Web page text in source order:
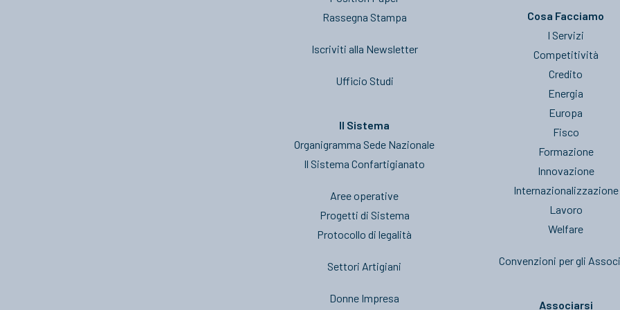
Rassegna Stampa
Iscriviti alla Newsletter
Ufficio Studi
Il Sistema
Organigramma Sede Nazionale
Il Sistema Confartigianato
Aree operative
Progetti di Sistema
Protocollo di legalità
Settori Artigiani
Donne Impresa
Cosa Facciamo
I Servizi
Competitività
Credito
Energia
Europa
Fisco
Formazione
Innovazione
Internazionalizzazione
Lavoro
Welfare
Convenzioni per gli
Associarsi